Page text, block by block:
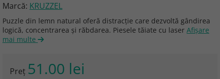
Marcă: KRUZZEL
Puzzle din lemn natural oferă distracție care dezvoltă gândirea
logică, concentrarea și răbdarea. Piesele tăiate cu laser Afişare
mai multe
Preţ 51.00 lei